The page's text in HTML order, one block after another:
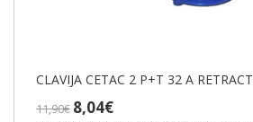
CLAVIJA CETAC 2 P+T 32 A
11,90€ 8,04€